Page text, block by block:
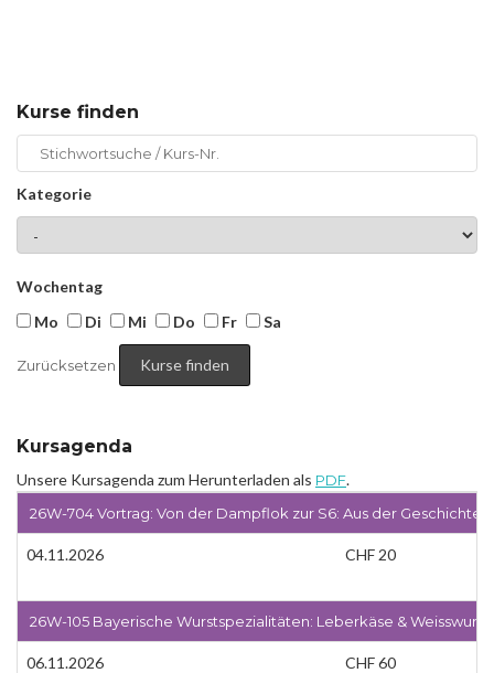
Kurse finden
Kategorie
Wochentag
Mo
Di Mi Do Fr Sa
Zurücksetzen
Kursagenda
Unsere Kursagenda zum Herunterladen als PDF.
26W-704 Vortrag: Von der Dampflok zur S6: Aus der Geschichte
04.11.2026 CHF 20
26W-105 Bayerische Wurstspezialitäten: Leberkäse &
06.11.2026 CHF 60